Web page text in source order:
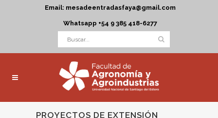
Email: mesadeentradasfaya@gmail.com
Whatsapp +54 9 385 418-6277
PROYECTOS DE EXTENSIÓN